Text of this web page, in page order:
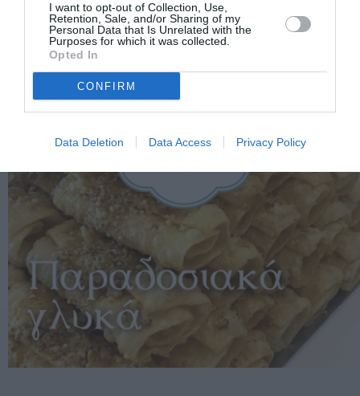
I want to opt-out of Collection, Use,
Retention, Sale, and/or Sharing of my
Personal Data that Is Unrelated with the
Purposes for which it was collected.
Opted In
CONFIRM
Data Deletion Data Access Privacy Policy